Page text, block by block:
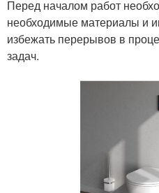
Перед началом работ
необходимые материалы и
избежать перерывов в
задач.